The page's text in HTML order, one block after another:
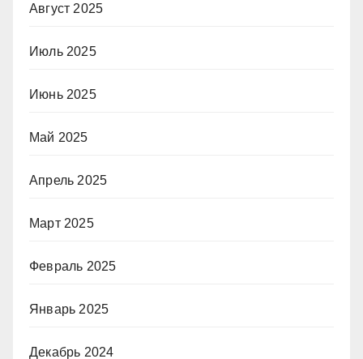
Август 2025
Июль 2025
Июнь 2025
Май 2025
Апрель 2025
Март 2025
Февраль 2025
Январь 2025
Декабрь 2024